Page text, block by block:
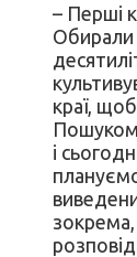
– Перші
Обирали
краї,
Пошуком
і